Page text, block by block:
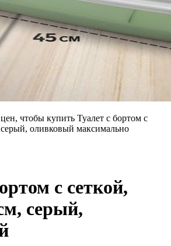
чтобы купить Туалет с бортом с
оливковый максимально
с сеткой,
серый,